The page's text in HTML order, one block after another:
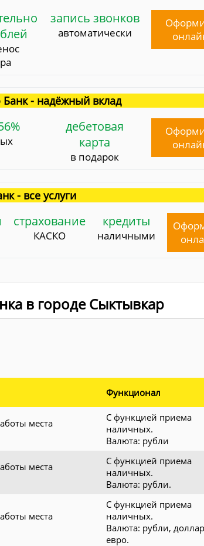
запись звонков
автоматически
- надёжный вклад
дебетовая
карта
в подарок
- все услуги
страхование
КАСКО
кредиты
наличными
в городе Сыктывкар
Функционал
места
С функцией приема
наличных.
Валюта: рубли
места
С функцией приема
наличных.
Валюта: рубли.
места
С функцией приема
наличных.
Валюта: рубли,
евро.